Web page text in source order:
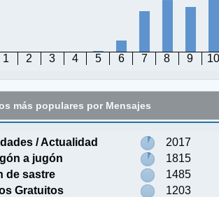
1 2 3 4 5 6 7 8 9 10
más populares por Mensajes
/ Actualidad
2017
a jugón
1815
de sastre
1485
Gratuitos
1203